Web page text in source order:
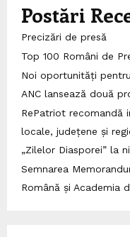
Postări
Precizări de presă
Top 100 Români de
Noi oportunități
ANC lansează două
RePatriot recomandă
locale, județene și
„Zilelor Diasporei” la
Semnarea
Română și Academia